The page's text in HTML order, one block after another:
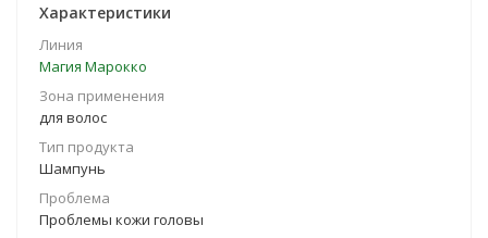
Характеристики
Линия
Магия Марокко
Зона применения
для волос
Тип продукта
Шампунь
Проблема
Проблемы кожи головы